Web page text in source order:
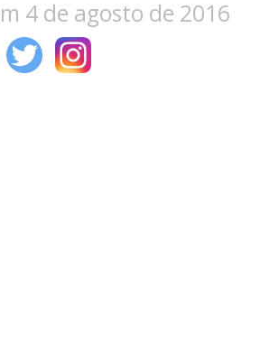
4 de agosto de 2016